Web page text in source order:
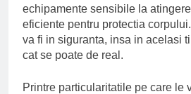
echipamente sensibile la
eficiente pentru protectia
va fi in siguranta, insa in acelasi
cat se poate de real.
Printre particularitatile pe care le